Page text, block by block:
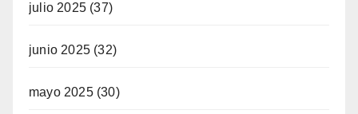
julio 2025 (37)
junio 2025 (32)
mayo 2025(30)